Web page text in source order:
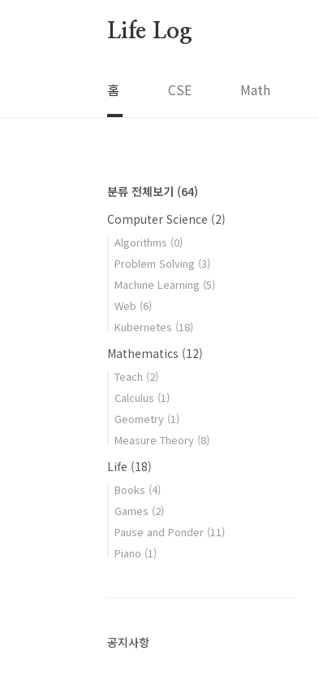
Life Log
홈 CSE Math
분류 전체보기 (64)
Computer Science (2)
Algorithms (0)
Problem Solving (3)
Machine Learning (5)
Web (6)
Kubernetes (18)
Mathematics (12)
Teach (2)
Calculus (1)
Geometry (1)
Measure Theory (8)
Life (18)
Books (4)
Games (2)
Pause and Ponder (11)
Piano (1)
공지사항